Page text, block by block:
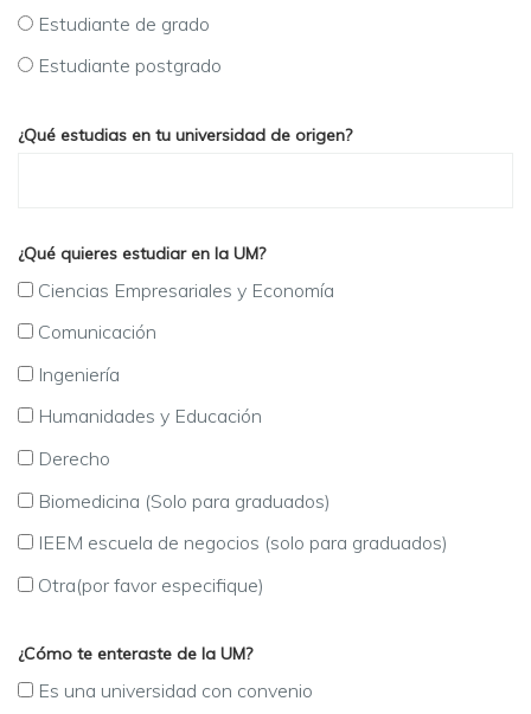
Estudiante de grado
Estudiante postgrado
¿Qué estudias en tu universidad de origen?
¿Qué quieres estudiar en la UM?
Ciencias Empresariales y Economía
Comunicación
Ingeniería
Humanidades y Educación
Derecho
Biomedicina (Solo para graduados)
IEEM escuela de negocios (solo para graduados)
Otra(por favor especifique)
¿Cómo te enteraste de la UM?
Es una universidad con convenio